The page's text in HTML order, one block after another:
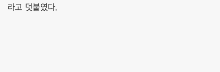
라고 덧붙였다.